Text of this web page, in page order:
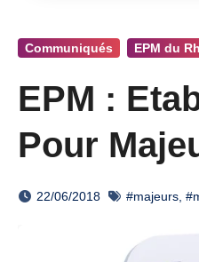
Communiqués EPM du
EPM :
Pour
22/06/2018 #majeurs